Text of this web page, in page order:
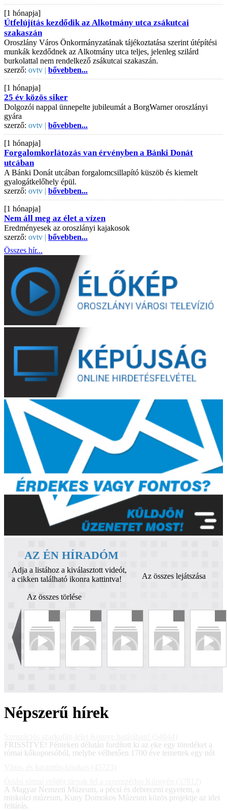
[1 hónapja]
Útfelújítás kezdődik az Alkotmány utca zsákutcai
szakaszán
Oroszlány Város Önkormányzatának tájékoztatása szerint útépítési
munkák kezdődnek az Alkotmány utca teljes, jelenleg szilárd
burkolattal nem rendelkező zsákutcai szakaszán.
szerző: ovtv | bővebben...
[1 hónapja]
25 év közös siker
Dolgozói nappal ünnepelte jubileumát a BorgWarner oroszlányi
gyára
szerző: ovtv | bővebben...
[1 hónapja]
Forgalomkorlátozás van érvényben a Bánki Donát
utcában
A Bánki Donát utcában forgalomcsillapító küszöb és kiemelt
gyalogátkelőhely épül.
szerző: ovtv | bővebben...
[1 hónapja]
Nem áll meg az élet a vízen
Eredményesek az oroszlányi kajakosok
szerző: ovtv | bővebben...
Összes hír...
AZ ÉN HÍRADÓM
Adja a listához a kiválasztott videót,
a cikken található ikonra kattintva!
Az összes lejátszása
Az összes törlése
Népszerű hírek
FRISSÍTVE! Pénteken délután fordított ki az eke egy töredéket a
római kőkoporsóból, melybe vélhetően 1700 éve temettek egy nőt
A Magyar Nemzeti Múzeum, a pécsi és debreceni egyetem, a
miskolci múzeum, Kuny Domokos Múzeum közös projektje az idei
feltárás.